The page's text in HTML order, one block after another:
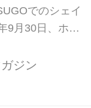
でのシェイ
9月30日、ホン
GTシリー
マシンのプ
ジン